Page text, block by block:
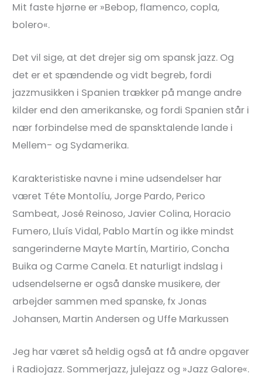
Mit faste hjørne er »Bebop, flamenco, copla,
bolero«.
Det vil sige, at det drejer sig om spansk jazz. Og
det er et spændende og vidt begreb, fordi
jazzmusikken i Spanien trækker på mange andre
kilder end den amerikanske, og fordi Spanien står i
nær forbindelse med de spansktalende lande i
Mellem- og Sydamerika.
Karakteristiske navne i mine udsendelser har
været Téte Montolíu, Jorge Pardo, Perico
Sambeat, José Reinoso, Javier Colina, Horacio
Fumero, Lluís Vidal, Pablo Martín og ikke mindst
sangerinderne Mayte Martín, Martirio, Concha
Buika og Carme Canela. Et naturligt indslag i
udsendelserne er også danske musikere, der
arbejder sammen med spanske, fx Jonas
Johansen, Martin Andersen og Uffe Markussen
Jeg har været så heldig også at få andre opgaver
i Radiojazz. Sommerjazz, julejazz og »Jazz Galore«.